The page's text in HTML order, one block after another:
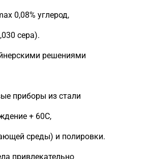
0,08% углерод,
сера).
решениями
приборы из стали
+ 60С,
среды) и полировки.
привлекательно